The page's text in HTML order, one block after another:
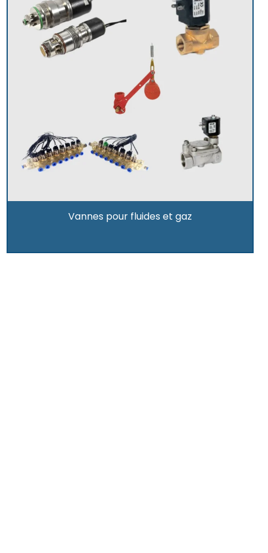
Vannes pour fluides et gaz